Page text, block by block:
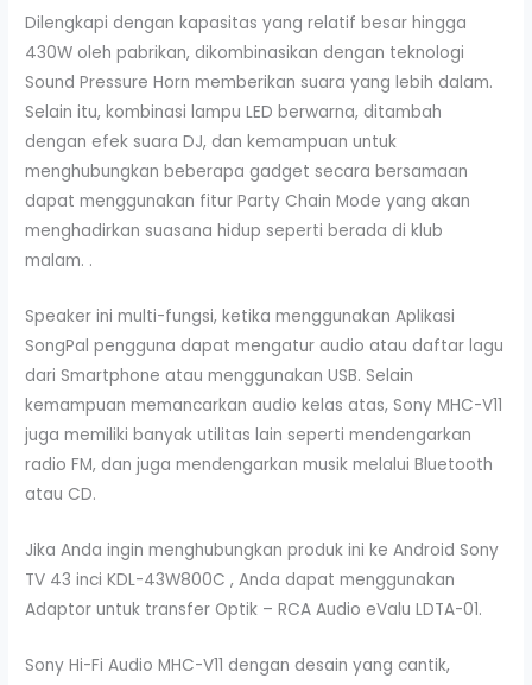
Dilengkapi dengan kapasitas yang relatif besar hingga
430W oleh pabrikan, dikombinasikan dengan teknologi
Sound Pressure Horn memberikan suara yang lebih dalam.
Selain itu, kombinasi lampu LED berwarna, ditambah
dengan efek suara DJ, dan kemampuan untuk
menghubungkan beberapa gadget secara bersamaan
dapat menggunakan fitur Party Chain Mode yang akan
menghadirkan suasana hidup seperti berada di klub
malam. .
Speaker ini multi-fungsi, ketika menggunakan Aplikasi
SongPal pengguna dapat mengatur audio atau daftar lagu
dari Smartphone atau menggunakan USB. Selain
kemampuan memancarkan audio kelas atas, Sony MHC-V11
juga memiliki banyak utilitas lain seperti mendengarkan
radio FM, dan juga mendengarkan musik melalui Bluetooth
atau CD.
Jika Anda ingin menghubungkan produk ini ke Android Sony
TV 43 inci KDL-43W800C , Anda dapat menggunakan
Adaptor untuk transfer Optik – RCA Audio eValu LDTA-01.
Sony Hi-Fi Audio MHC-V11 dengan desain yang cantik,